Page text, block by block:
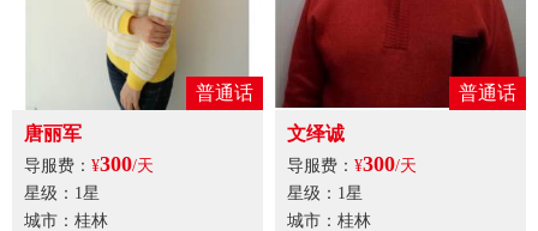
普通话
唐丽军
导服费： ¥300/天
星级：1星
城市：桂林
普通话
文绎诚
导服费： ¥300/天
星级：1星
城市：桂林